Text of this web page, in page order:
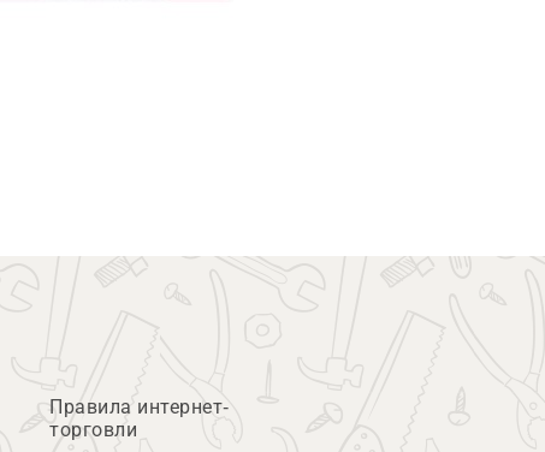
Правила интернет-
торговли